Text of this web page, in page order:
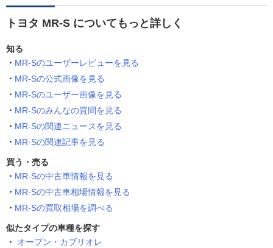
トヨタ MR-S についてもっと詳しく
知る
MR-Sのユーザーレビューを見る
MR-Sの公式画像を見る
MR-Sのユーザー画像を見る
MR-Sのみんなの質問を見る
MR-Sの関連ニュースを見る
MR-Sの関連記事を見る
買う・売る
MR-Sの中古車情報を見る
MR-Sの中古車相場情報を見る
MR-Sの買取相場を調べる
似たタイプの車種を探す
オープン・カブリオレ